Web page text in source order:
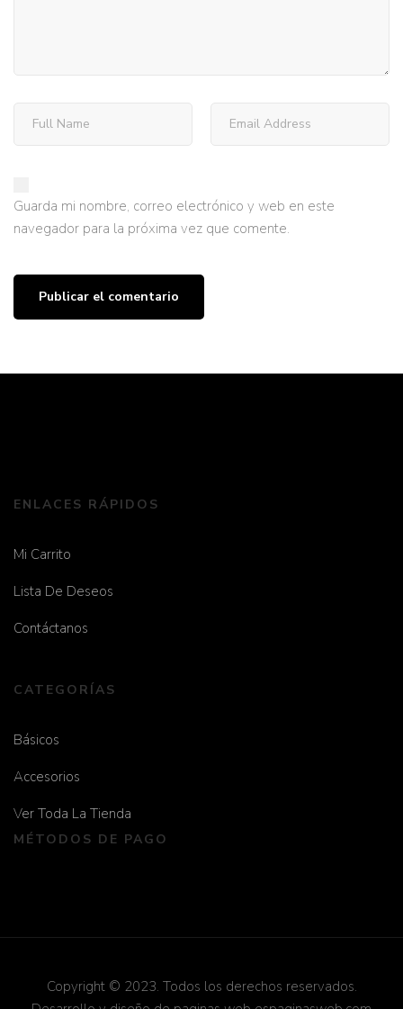
Guarda mi nombre, correo electrónico y web en este
navegador para la próxima vez que comente.
ENLACES RÁPIDOS
Mi Carrito
Lista De Deseos
Contáctanos
CATEGORÍAS
Básicos
Accesorios
Ver Toda La Tienda
MÉTODOS DE PAGO
Copyright © 2023. Todos los derechos reservados.